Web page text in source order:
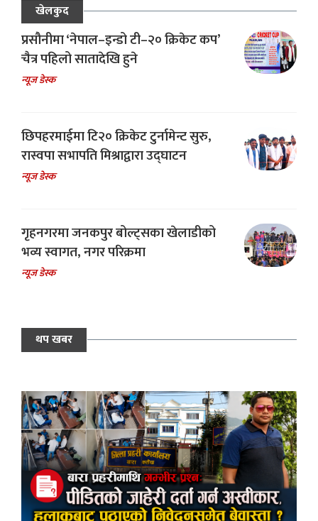
खेलकुद
प्रसौनीमा ‘नेपाल–इन्डो टी–२० क्रिकेट कप’
चैत्र पहिलो सातादेखि हुने
न्यूज डेस्क
छिपहरमाईमा टि२० क्रिकेट टुर्नामेन्ट सुरु,
रास्वपा सभापति मिश्राद्वारा उद्घाटन
न्यूज डेस्क
गृहनगरमा जनकपुर बोल्ट्सका खेलाडीको
भव्य स्वागत, नगर परिक्रमा
न्यूज डेस्क
थप खबर